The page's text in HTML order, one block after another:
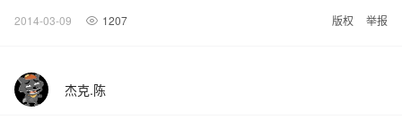
2014-03-09 1207 版权 举报
杰克.陈